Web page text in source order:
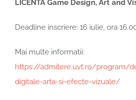
LICENTA Game Design, Art and
Deadline inscriere: 16 iulie, ora
Mai multe informatii:
https://admitere.uvt.ro/program/
digitale-arta-si-efecte-vizuale/